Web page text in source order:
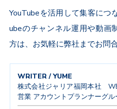
YouTubeを活用して集客につ
ubeのチャンネル運用や動画
方は、お気軽に弊社までお問
WRITER / YUME
株式会社ジャリア福岡本社
営業 アカウントプランナーグル